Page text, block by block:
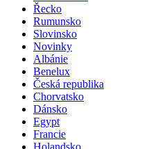
Řecko
Rumunsko
Slovinsko
Novinky
Albánie
Benelux
Česká republika
Chorvatsko
Dánsko
Egypt
Francie
Holandsko